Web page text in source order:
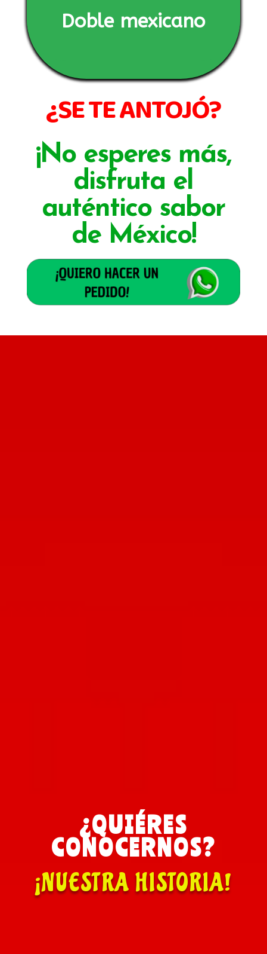
Doble mexicano
¿SE TE ANTOJÓ?
¡No esperes más,
disfruta el
auténtico sabor
de México!
¿QUIÉRES
CONOCERNOS?
¡NUESTRA HISTORIA!